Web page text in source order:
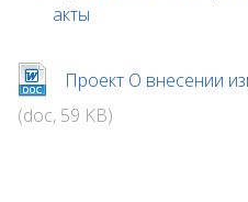
акты
Проект О внесении
(doc, 59 KB)